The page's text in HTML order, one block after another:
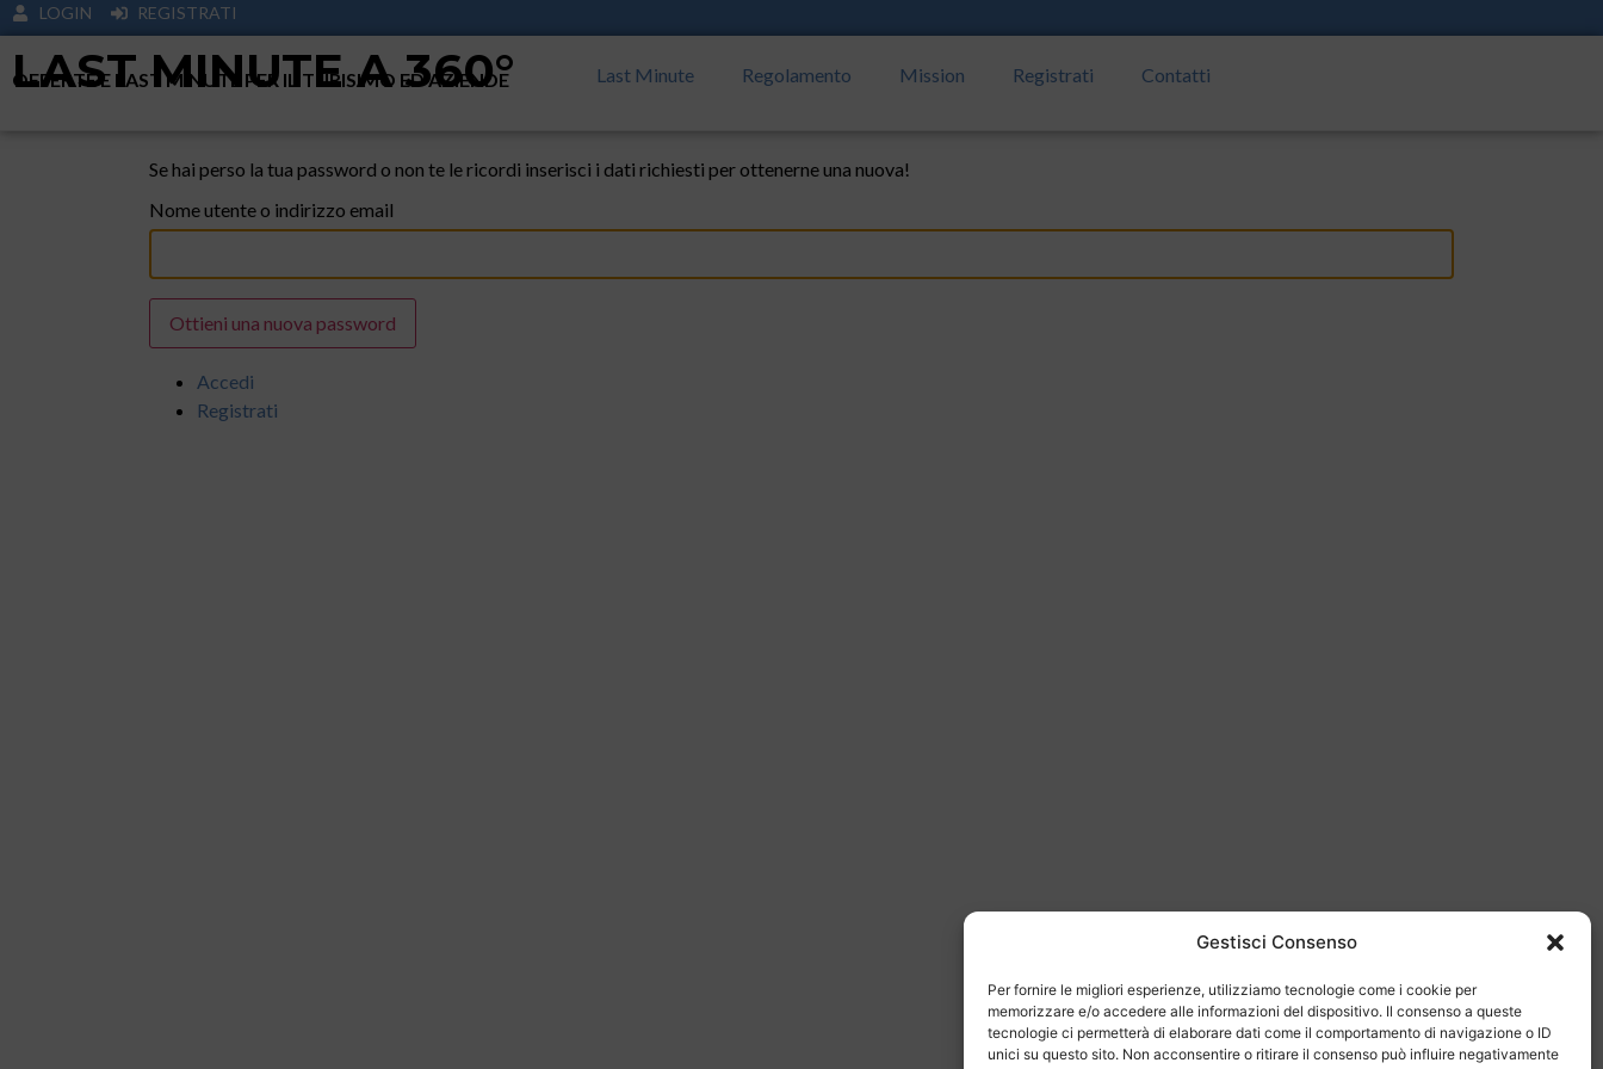
Gestisci Consenso
Per fornire le migliori esperienze, utilizziamo tecnologie come i cookie per
memorizzare e/o accedere alle informazioni del dispositivo. Il consenso a queste
tecnologie ci permetterà di elaborare dati come il comportamento di navigazione o ID
unici su questo sito. Non acconsentire o ritirare il consenso può influire negativamente
LOGIN REGISTRATI
LAST MINUTE A 360°
OFFERTE E LAST MINUTE PER IL TURISIMO ED AZIENDE Last Minute Regolamento Mission Registrati Contatti
Se hai perso la tua password o non te le ricordi inserisci i dati richiesti per ottenerne una nuova!
Nome utente o indirizzo email
Ottieni una nuova password
Accedi
Registrati